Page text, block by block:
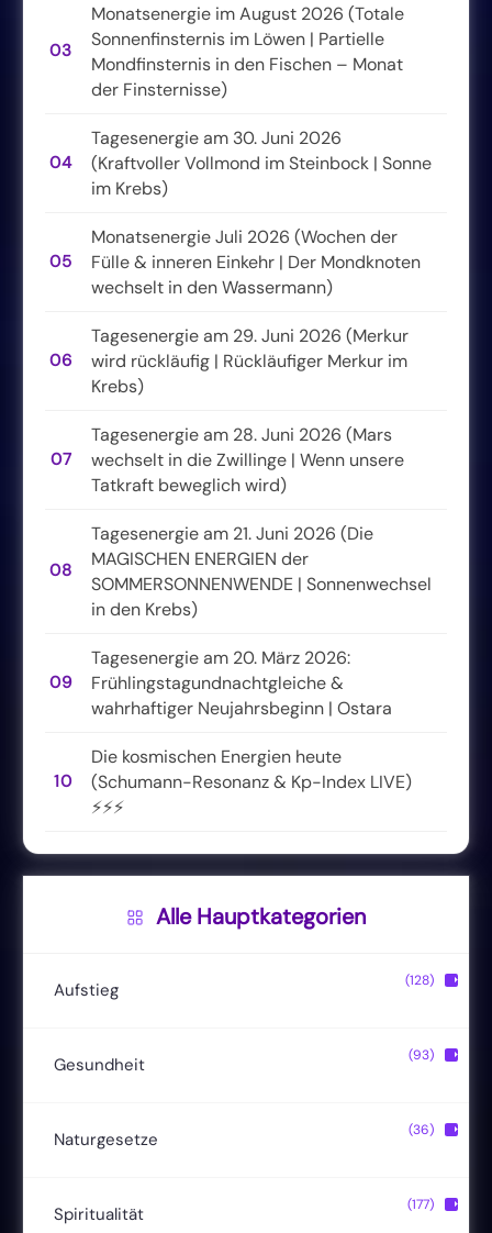
03
Monatsenergie im August 2026 (Totale
Sonnenfinsternis im Löwen | Partielle
Mondfinsternis in den Fischen – Monat
der Finsternisse)
04
Tagesenergie am 30. Juni 2026
(Kraftvoller Vollmond im Steinbock | Sonne
im Krebs)
05
Monatsenergie Juli 2026 (Wochen der
Fülle & inneren Einkehr | Der Mondknoten
wechselt in den Wassermann)
06
Tagesenergie am 29. Juni 2026 (Merkur
wird rückläufig | Rückläufiger Merkur im
Krebs)
07
Tagesenergie am 28. Juni 2026 (Mars
wechselt in die Zwillinge | Wenn unsere
Tatkraft beweglich wird)
08
Tagesenergie am 21. Juni 2026 (Die
MAGISCHEN ENERGIEN der
SOMMERSONNENWENDE | Sonnenwechsel
in den Krebs)
09
Tagesenergie am 20. März 2026:
Frühlingstagundnachtgleiche &
wahrhaftiger Neujahrsbeginn | Ostara
10
Die kosmischen Energien heute
(Schumann-Resonanz & Kp-Index LIVE)
⚡⚡⚡
Alle Hauptkategorien
Aufstieg
Christusbewusstsein (20)
(11)
(22)
(128) ▶
Gesundheit
(13)
(24)
(93) ▶
Naturgesetze
Hermetik (15)
(36) ▶
Spiritualität (177) ▶